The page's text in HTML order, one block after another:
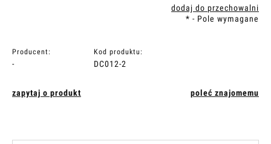
dodaj do przechowalni
* - Pole wymagane
Producent:
-
Kod produktu:
DC012-2
zapytaj o produkt poleć znajomemu